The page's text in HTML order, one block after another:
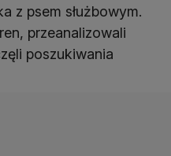
z psem służbowym.
przeanalizowali
poszukiwania